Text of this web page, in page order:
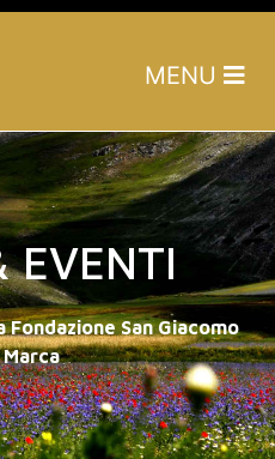
MENU
EVENTI
San Giacomo